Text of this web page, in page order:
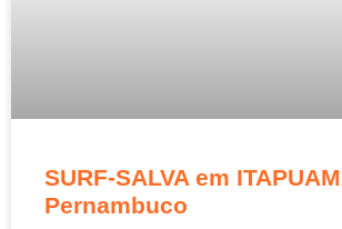
SURF-SALVA em
Pernambuco